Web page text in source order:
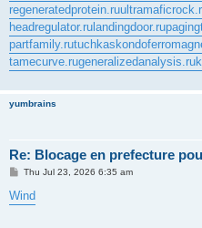
regeneratedprotein.ru
headregulator.rulandingdoor.ru
partfamily.rutuchkas
tamecurve.rugeneralizedanalysis.ru
yumbrains
Re: Blocage en prefecture
P
s
t
Thu Jul 23, 2026 6:35 am
Wind